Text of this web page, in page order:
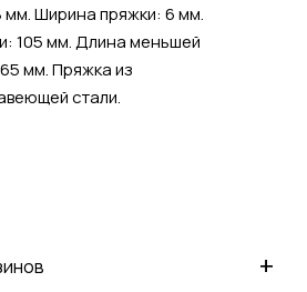
Ширина пряжки: 6 мм.
105 мм. Длина меньшей
мм. Пряжка из
стали.
+